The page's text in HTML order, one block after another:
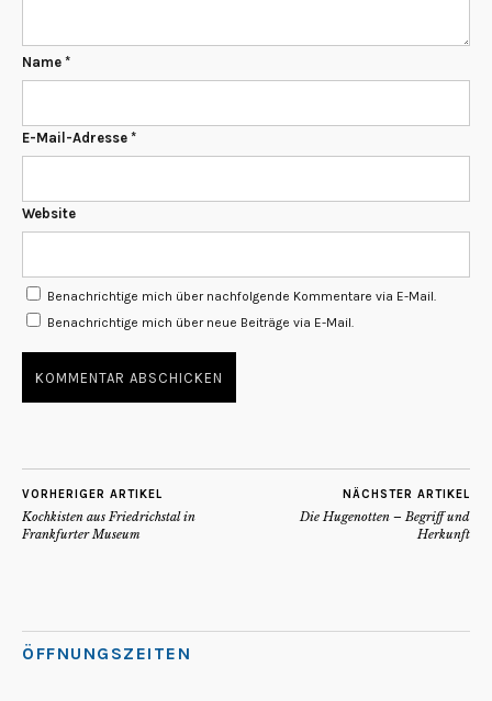
Name *
E-Mail-Adresse *
Website
Benachrichtige mich über nachfolgende Kommentare via E-Mail.
Benachrichtige mich über neue Beiträge via E-Mail.
VORHERIGER ARTIKEL
Kochkisten aus Friedrichstal in
Frankfurter Museum
NÄCHSTER ARTIKEL
Die Hugenotten – Begriff und
Herkunft
ÖFFNUNGSZEITEN